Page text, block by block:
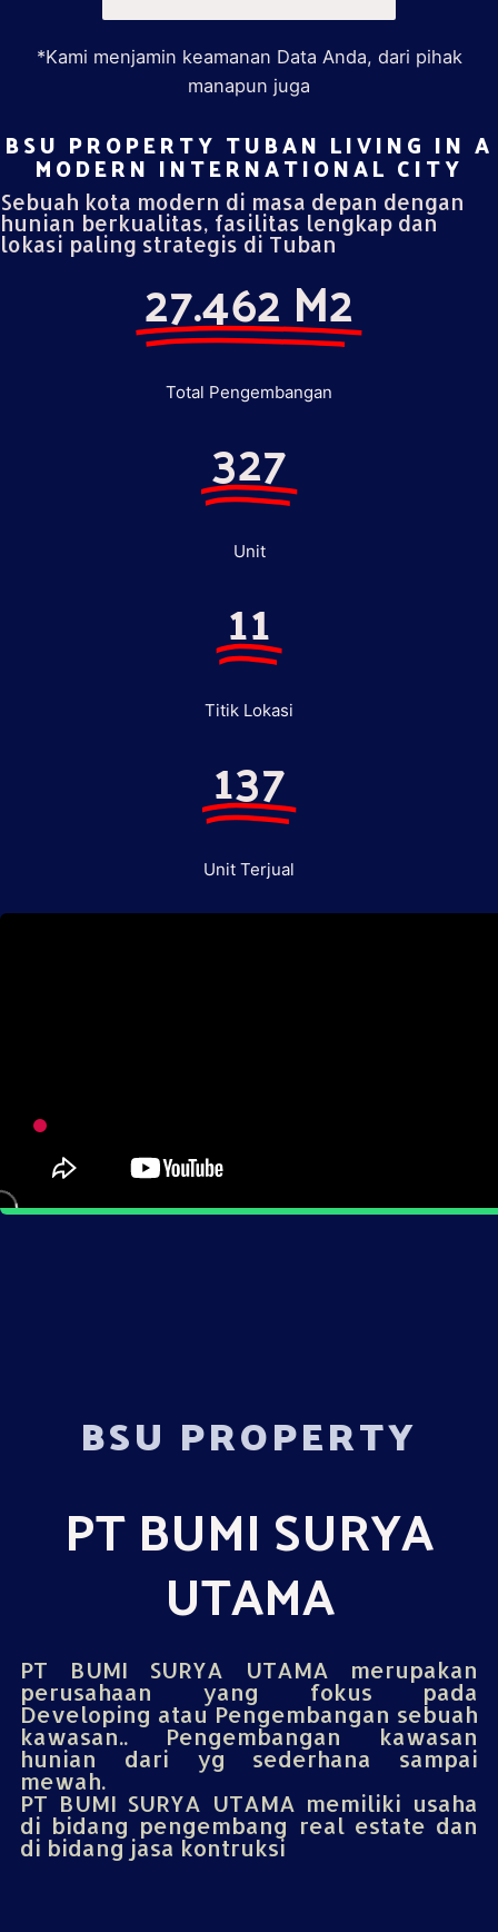
*Kami menjamin keamanan Data Anda, dari pihak
manapun juga
BSU PROPERTY TUBAN LIVING IN A
MODERN INTERNATIONAL CITY​
Sebuah kota modern di masa depan dengan
hunian berkualitas, fasilitas lengkap dan
lokasi paling strategis di Tuban
27.462 M2
Total Pengembangan
327
Unit
11
Titik Lokasi
137
Unit Terjual
BSU PROPERTY
PT BUMI SURYA
UTAMA
PT BUMI SURYA UTAMA merupakan
perusahaan yang fokus pada
Developing atau Pengembangan sebuah
kawasan.. Pengembangan kawasan
hunian dari yg sederhana sampai
mewah.
PT BUMI SURYA UTAMA memiliki usaha
di bidang pengembang real estate dan
di bidang jasa kontruksi